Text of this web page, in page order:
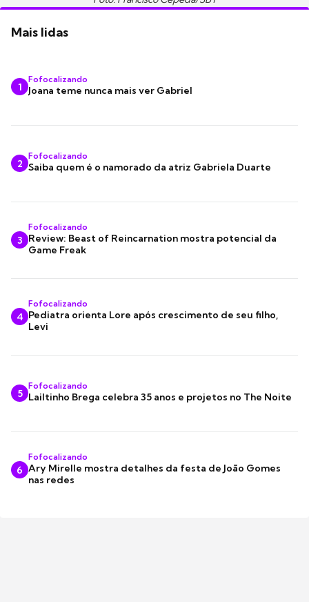
Mais lidas
1
Fofocalizando
Joana teme nunca mais ver Gabriel
2
Fofocalizando
Saiba quem é o namorado da atriz Gabriela Duarte
3
Fofocalizando
Review: Beast of Reincarnation mostra potencial da
Game Freak
4
Fofocalizando
Pediatra orienta Lore após crescimento de seu filho,
Levi
5
Fofocalizando
Lailtinho Brega celebra 35 anos e projetos no The Noite
6
Fofocalizando
Ary Mirelle mostra detalhes da festa de João Gomes
nas redes